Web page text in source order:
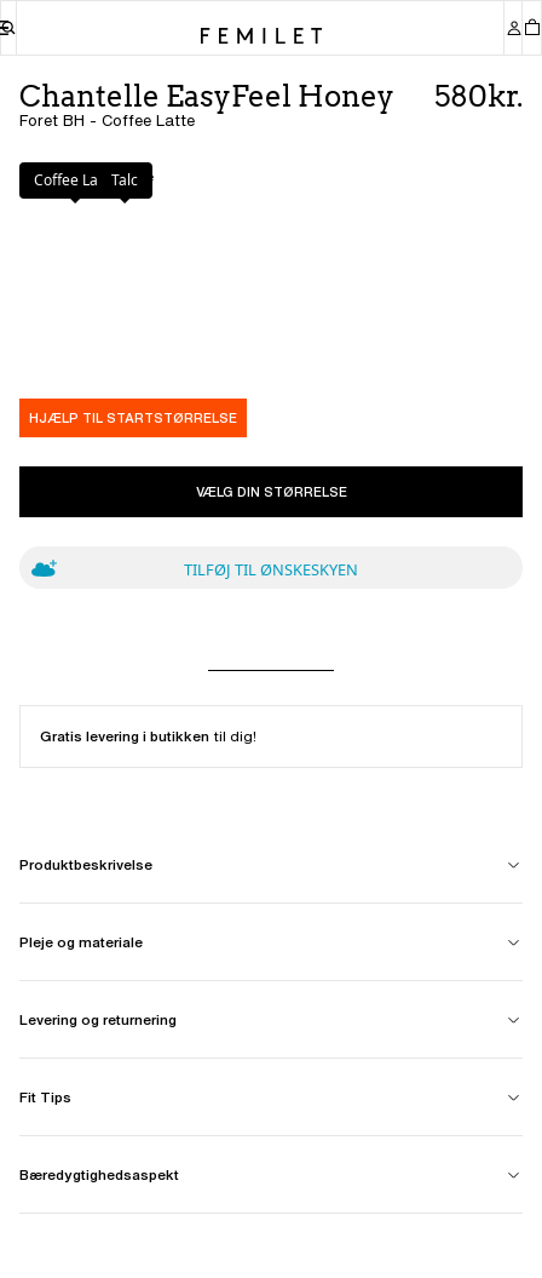
Chantelle EasyFeel Honey
Foret BH - Coffee Latte
580kr.
Farve:Coffee Latte
Coffee LatteTalc
HJÆLP TIL STARTSTØRRELSE
VÆLG DIN STØRRELSE
TILFØJ TIL ØNSKESKYEN
Gratis levering i butikken til dig!
Produktbeskrivelse
Pleje og materiale
Levering og returnering
Fit Tips
Bæredygtighedsaspekt